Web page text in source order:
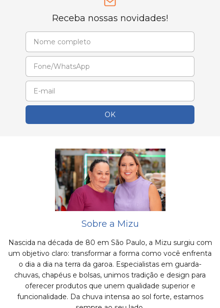
Receba nossas novidades!
Sobre a Mizu
Nascida na década de 80 em São Paulo, a Mizu surgiu com
um objetivo claro: transformar a forma como você enfrenta
o dia a dia na terra da garoa. Especialistas em guarda-
chuvas, chapéus e bolsas, unimos tradição e design para
oferecer produtos que unem qualidade superior e
funcionalidade. Da chuva intensa ao sol forte, estamos